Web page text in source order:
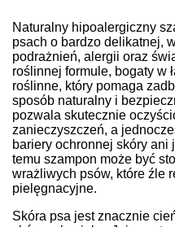
Naturalny hipoalergiczny
psach o bardzo delikatnej,
podrażnień, alergii oraz
roślinnej formule, bogaty w
roślinne, który pomaga
sposób naturalny i
pozwala skutecznie
zanieczyszczeń, a
bariery ochronnej skóry
temu szampon może być
wrażliwych psów, które źle
pielęgnacyjne.
Skóra psa jest znacznie